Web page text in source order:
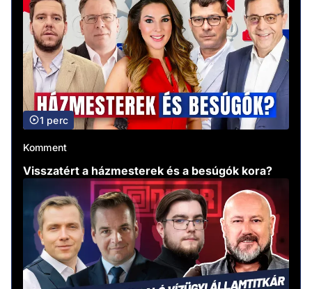
1 perc
Komment
Visszatért a házmesterek és a besúgók kora?